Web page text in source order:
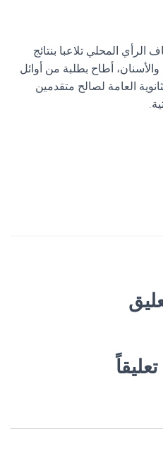
المحلي تلاعبا بنتائج
أطاح بطلبة من أوائل
العامة لصالح متقدمين